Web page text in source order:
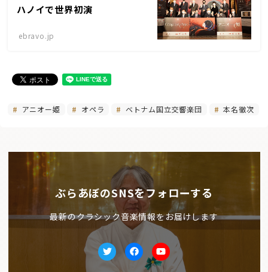
ハノイで世界初演
ebravo.jp
アニオー姫 オペラ ベトナム国立交響楽団 本名徹次
ぶらあぼのSNSをフォローする
最新のクラシック音楽情報をお届けします
TwitterfacebookYoutube